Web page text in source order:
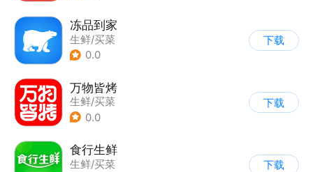
冻品到家
生鲜/买菜
0.0
下载
万物皆烤
生鲜/买菜
0.0
下载
食行生鲜
生鲜/买菜
下载